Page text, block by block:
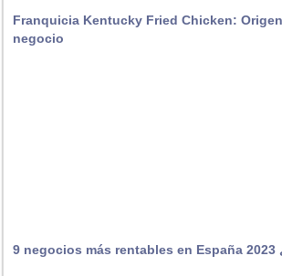
Franquicia Kentucky Fried Chicken:
negocio
9 negocios más rentables en España 2023